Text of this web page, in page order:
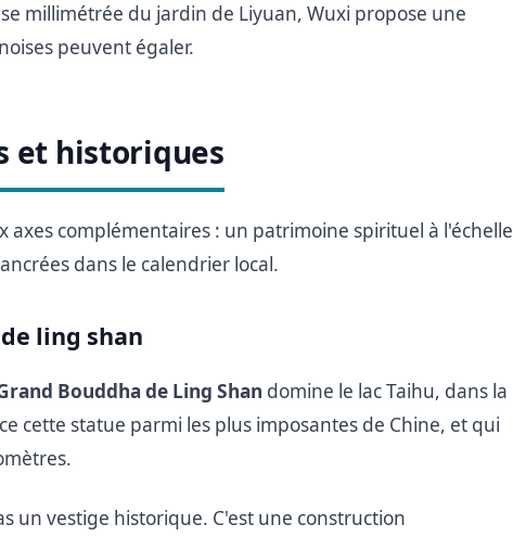
millimétrée du jardin de Liyuan, Wuxi propose une
peuvent égaler.
et historiques
complémentaires : un patrimoine spirituel à l'échelle
dans le calendrier local.
ling shan
Bouddha de Ling Shan domine le lac Taihu, dans la
cette statue parmi les plus imposantes de Chine, et qui
un vestige historique. C'est une construction